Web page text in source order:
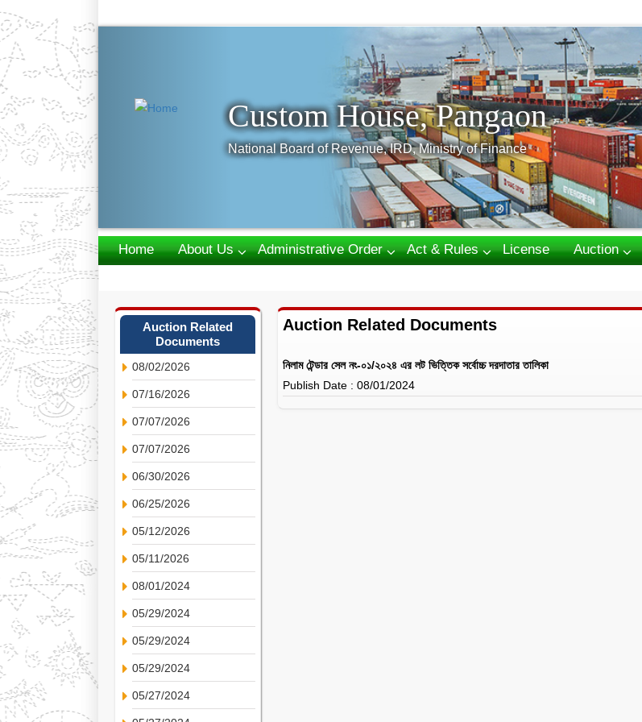
Custom House, Pangaon
National Board of Revenue, IRD, Ministry of Finance
Home About Us Administrative Order Act & Rules License Auction
Auction Related
Documents
08/02/2026
07/16/2026
07/07/2026
07/07/2026
06/30/2026
06/25/2026
05/12/2026
05/11/2026
08/01/2024
05/29/2024
05/29/2024
05/29/2024
05/27/2024
Auction Related Documents
নিলাম টেন্ডার সেল নং-০১/২০২৪ এর লট ভিত্তিক সর্বোচ্চ দরদাতার তালিকা
Publish Date : 08/01/2024